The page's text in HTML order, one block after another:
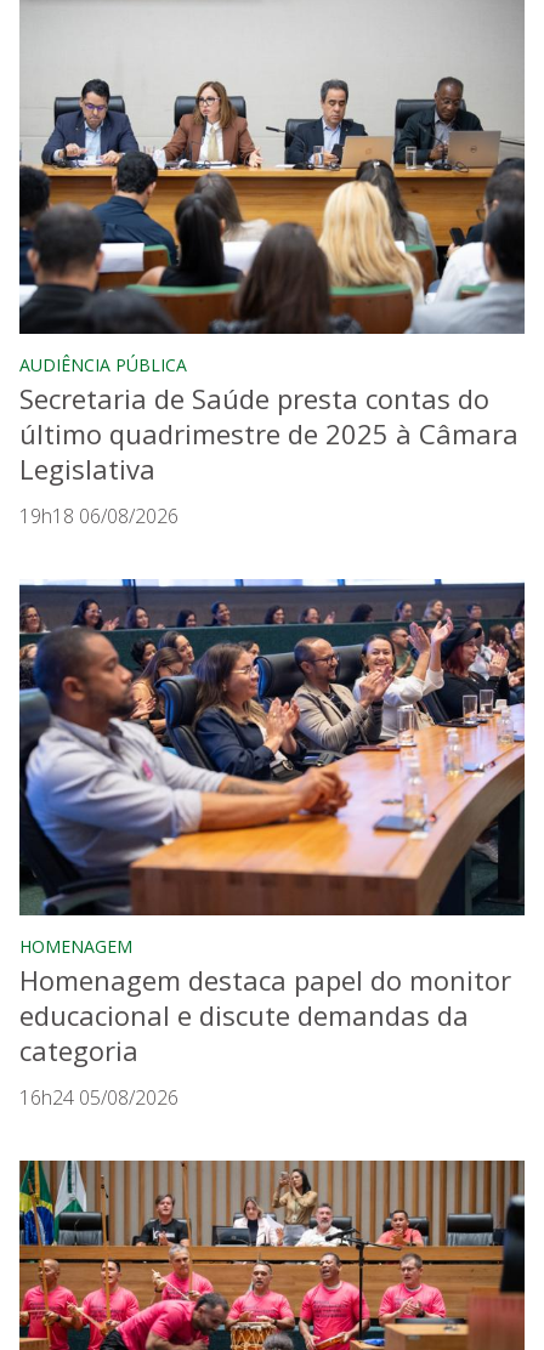
AUDIÊNCIA PÚBLICA
Secretaria de Saúde presta contas do
último quadrimestre de 2025 à Câmara
Legislativa
19h18 06/08/2026
HOMENAGEM
Homenagem destaca papel do monitor
educacional e discute demandas da
categoria
16h24 05/08/2026